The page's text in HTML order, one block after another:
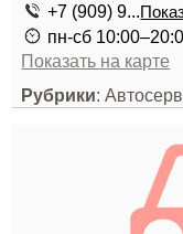
+7 (909) 9...
пн-сб
Показать на карте
Рубрики: